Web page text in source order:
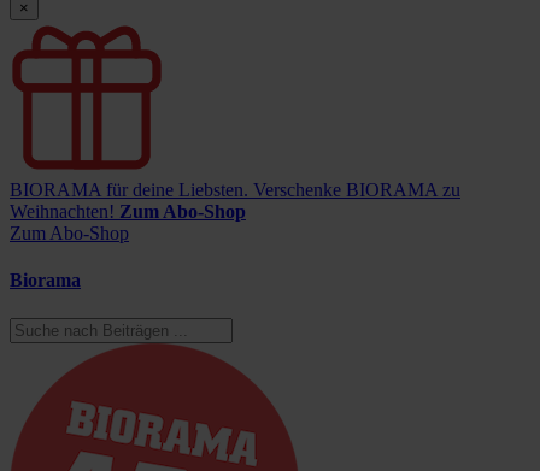
×
BIORAMA für deine Liebsten. Verschenke BIORAMA zu
Weihnachten! Zum Abo-Shop
Zum Abo-Shop
Biorama